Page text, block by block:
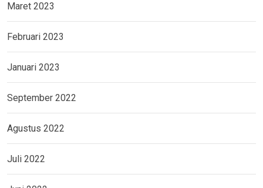
Maret 2023
Februari 2023
Januari 2023
September 2022
Agustus 2022
Juli 2022